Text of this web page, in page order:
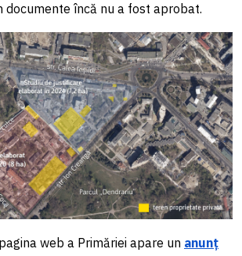
documente încă nu a fost aprobat.
web a Primăriei apare un anunț